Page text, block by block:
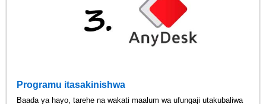
Programu itasakinishwa
Baada ya hayo, tarehe na wakati maalum wa ufungaji utakubaliwa